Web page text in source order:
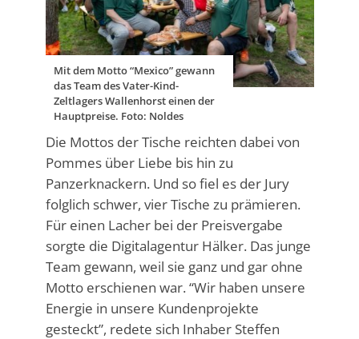
Mit dem Motto “Mexico” gewann
das Team des Vater-Kind-
Zeltlagers Wallenhorst einen der
Hauptpreise. Foto: Noldes
Die Mottos der Tische reichten dabei von
Pommes über Liebe bis hin zu
Panzerknackern. Und so fiel es der Jury
folglich schwer, vier Tische zu prämieren.
Für einen Lacher bei der Preisvergabe
sorgte die Digitalagentur Hälker. Das junge
Team gewann, weil sie ganz und gar ohne
Motto erschienen war. “Wir haben unsere
Energie in unsere Kundenprojekte
gesteckt”, redete sich Inhaber Steffen